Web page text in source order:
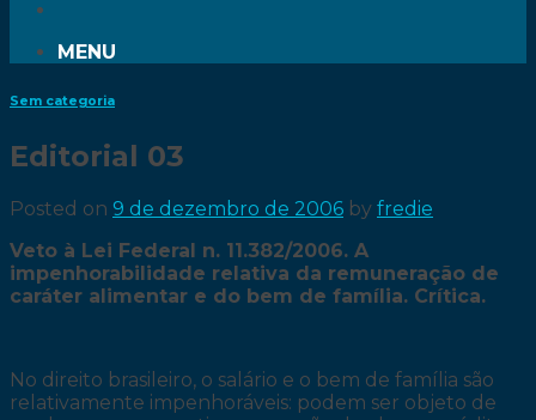
MENU
Sem categoria
Editorial 03
Posted on 9 de dezembro de 2006 by fredie
Veto à Lei Federal n. 11.382/2006. A
impenhorabilidade relativa da remuneração de
caráter alimentar e do bem de família. Crítica.
No direito brasileiro, o salário e o bem de família são
relativamente impenhoráveis: podem ser objeto de